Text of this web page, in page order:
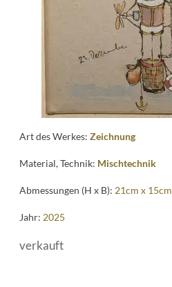
Art des Werkes:Zeichnung
Material, Technik: Mischtechnik
Abmessungen (H x B): 21cm x 15cm
Jahr: 2025
verkauft